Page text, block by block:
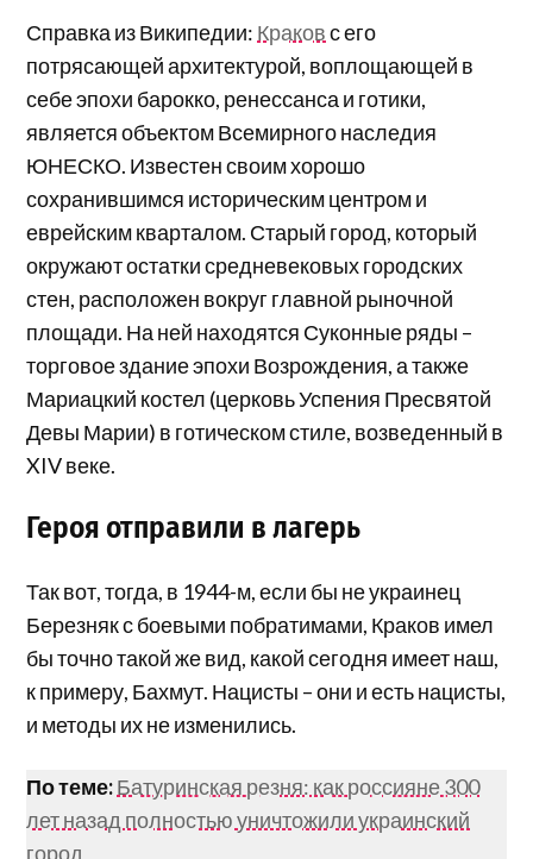
Справка из Википедии: Краковс его
потрясающей архитектурой, воплощающей в
себе эпохи барокко, ренессанса и готики,
является объектом Всемирного наследия
ЮНЕСКО. Известен своим хорошо
сохранившимся историческим центром и
еврейским кварталом. Старый город, который
окружают остатки средневековых городских
стен, расположен вокруг главной рыночной
площади. На ней находятся Суконные ряды –
торговое здание эпохи Возрождения, а также
Мариацкий костел (церковь Успения Пресвятой
Девы Марии) в готическом стиле, возведенный в
XIV веке.
Героя отправили в лагерь
Так вот, тогда, в 1944-м, если бы не украинец
Березняк с боевыми побратимами, Краков имел
бы точно такой же вид, какой сегодня имеет наш,
к примеру, Бахмут. Нацисты – они и есть нацисты,
и методы их не изменились.
По теме:Батуринская резня: как россияне 300
лет назад полностью уничтожили украинский
город